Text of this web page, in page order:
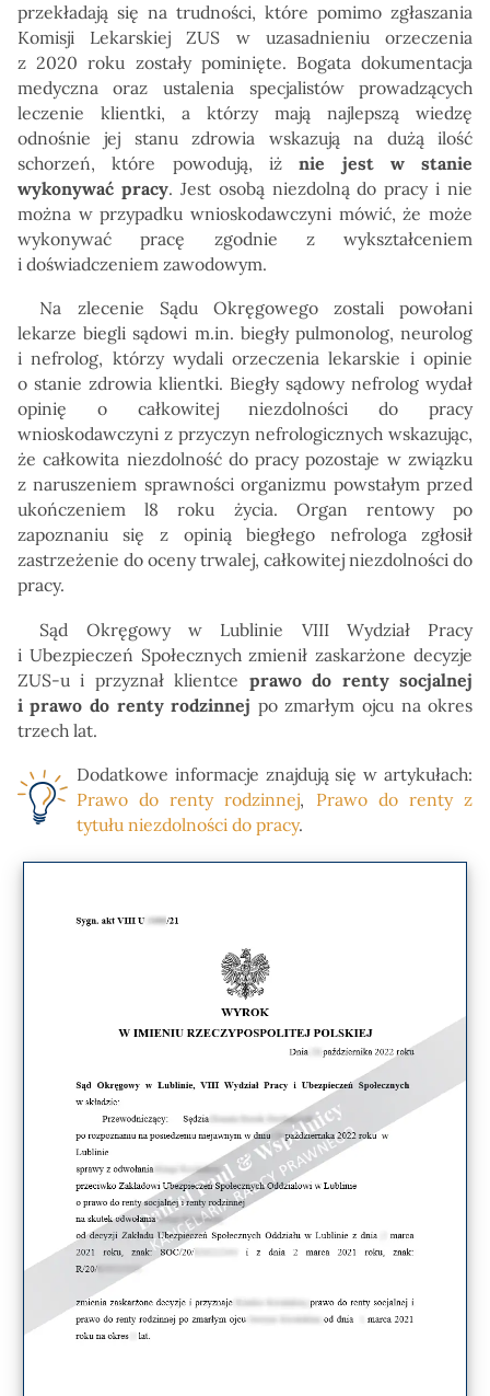
przekładają się na trudności, które pomimo zgłaszania
Komisji Lekarskiej ZUS w uzasadnieniu orzeczenia
z 2020 roku zostały pominięte. Bogata dokumentacja
medyczna oraz ustalenia specjalistów prowadzących
leczenie klientki, a którzy mają najlepszą wiedzę
odnośnie jej stanu zdrowia wskazują na dużą ilość
schorzeń, które powodują, iżnie jest w stanie
wykonywać pracy. Jest osobą niezdolną do pracy i nie
można w przypadku wnioskodawczyni mówić, że może
wykonywać pracę zgodnie z wykształceniem
i doświadczeniem zawodowym.
Na zlecenie Sądu Okręgowego zostali powołani
lekarze biegli sądowi m.in. biegły pulmonolog, neurolog
i nefrolog, którzy wydali orzeczenia lekarskie i opinie
o stanie zdrowia klientki. Biegły sądowy nefrolog wydał
opinię o całkowitej niezdolności do pracy
wnioskodawczyni z przyczyn nefrologicznych wskazując,
że całkowita niezdolność do pracy pozostaje w związku
z naruszeniem sprawności organizmu powstałym przed
ukończeniem l8 roku życia. Organ rentowy po
zapoznaniu się z opinią biegłego nefrologa zgłosił
zastrzeżenie do oceny trwalej, całkowitej niezdolności do
pracy.
Sąd Okręgowy w Lublinie VIII Wydział Pracy
i Ubezpieczeń Społecznych zmienił zaskarżone decyzje
ZUS-u i przyznał klientce prawo do renty socjalnej
i prawo do renty rodzinnej po zmarłym ojcu na okres
trzech lat.
Dodatkowe informacje znajdują się w artykułach:
Prawo do renty rodzinnej, Prawo do renty z
tytułu niezdolności do pracy.